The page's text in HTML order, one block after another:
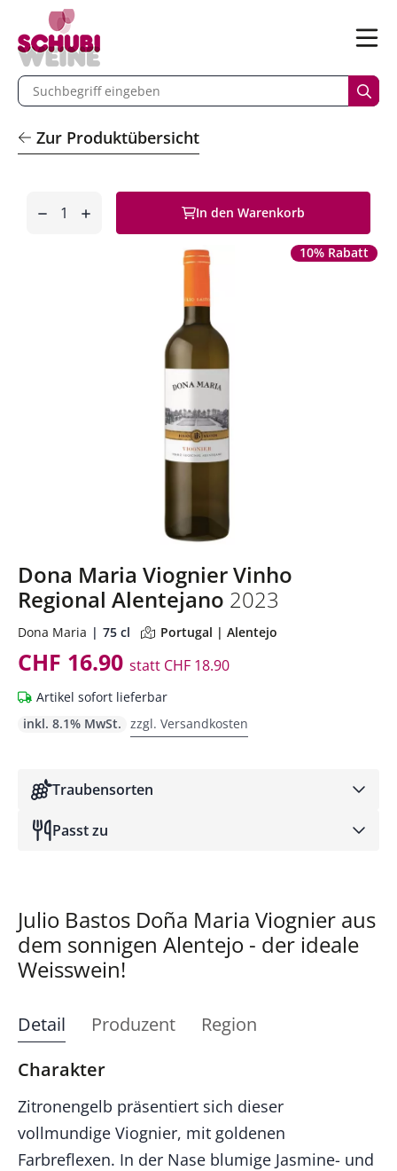
Menü
eingeben
Zur Produktübersicht
In den Warenkorb
10% Rabatt
Dona Maria Viognier Vinho
Regional Alentejano 2023
Dona Maria 75 cl Portugal | Alentejo
CHF 16.90 statt CHF 18.90
Artikel sofort lieferbar
inkl. 8.1% MwSt. zzgl. Versandkosten
Traubensorten
Passt zu
Julio Bastos Doña Maria Viognier aus
dem sonnigen Alentejo - der ideale
Weisswein!
Detail Produzent
Region
Charakter
Zitronengelb präsentiert sich dieser
vollmundige Viognier, mit goldenen
Farbreflexen. In der Nase blumige Jasmine- und